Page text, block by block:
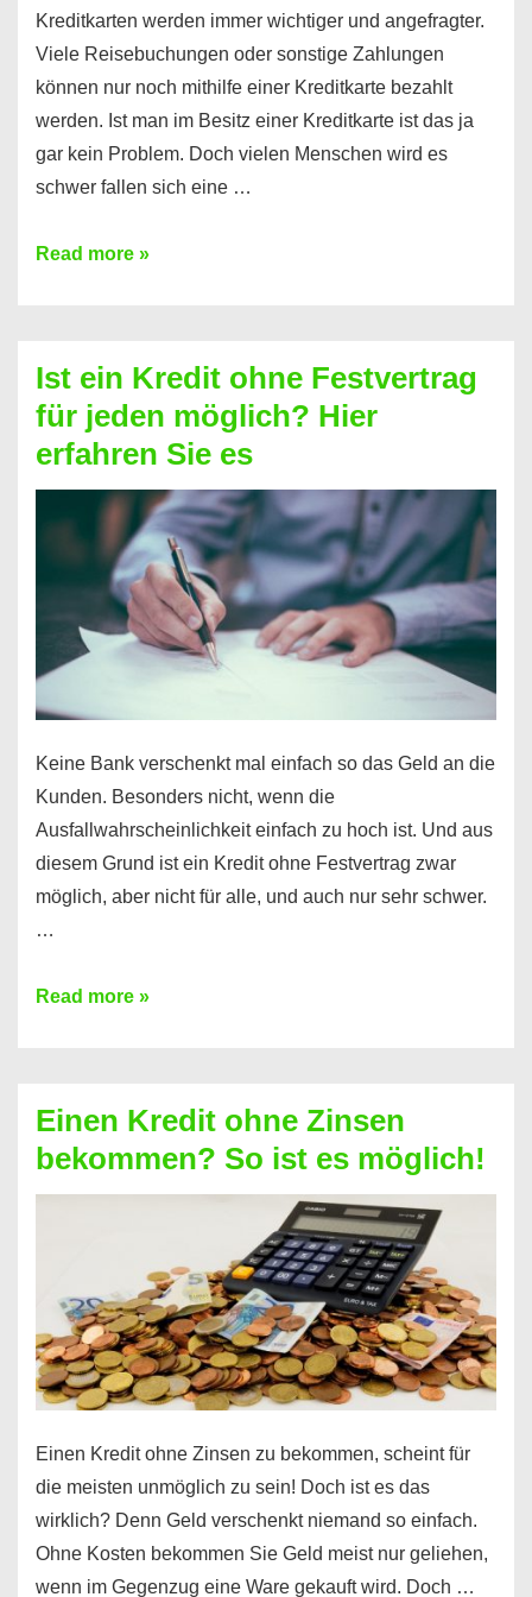
Kreditkarten werden immer wichtiger und angefragter.
Viele Reisebuchungen oder sonstige Zahlungen
können nur noch mithilfe einer Kreditkarte bezahlt
werden. Ist man im Besitz einer Kreditkarte ist das ja
gar kein Problem. Doch vielen Menschen wird es
schwer fallen sich eine …
Kreditkarte
Prepaid
ist
nicht
nur
für
Handy
möglich!
Read more »
Ist ein Kredit ohne Festvertrag
für jeden möglich? Hier
erfahren Sie es
Keine Bank verschenkt mal einfach so das Geld an die
Kunden. Besonders nicht, wenn die
Ausfallwahrscheinlichkeit einfach zu hoch ist. Und aus
diesem Grund ist ein Kredit ohne Festvertrag zwar
möglich, aber nicht für alle, und auch nur sehr schwer.
…
Ist
Festvertrag
für
jeden
erfahren
Sie
es
Read more »
Einen Kredit ohne Zinsen
bekommen? So ist es möglich!
Einen Kredit ohne Zinsen zu bekommen, scheint für
die meisten unmöglich zu sein! Doch ist es das
wirklich? Denn Geld verschenkt niemand so einfach.
Ohne Kosten bekommen Sie Geld meist nur geliehen,
wenn im Gegenzug eine Ware gekauft wird. Doch …